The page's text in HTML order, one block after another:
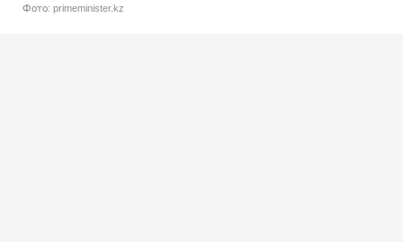
Фото: primeminister.kz